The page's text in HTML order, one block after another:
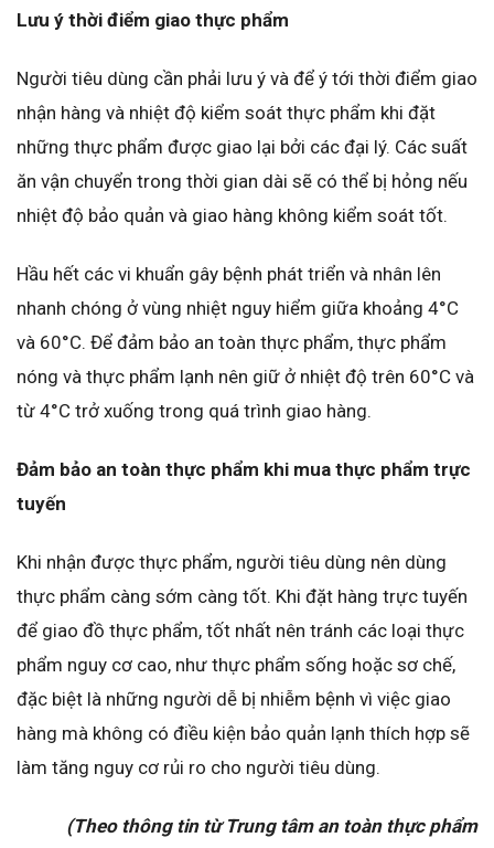
Lưu ý thời điểm giao thực phẩm
Người tiêu dùng cần phải lưu ý và để ý tới thời điểm giao
nhận hàng và nhiệt độ kiểm soát thực phẩm khi đặt
những thực phẩm được giao lại bởi các đại lý. Các suất
ăn vận chuyển trong thời gian dài sẽ có thể bị hỏng nếu
nhiệt độ bảo quản và giao hàng không kiểm soát tốt.
Hầu hết các vi khuẩn gây bệnh phát triển và nhân lên
nhanh chóng ở vùng nhiệt nguy hiểm giữa khoảng 4°C
và 60°C. Để đảm bảo an toàn thực phẩm, thực phẩm
nóng và thực phẩm lạnh nên giữ ở nhiệt độ trên 60°C và
từ 4°C trở xuống trong quá trình giao hàng.
Đảm bảo an toàn thực phẩm khi mua thực phẩm trực
tuyến
Khi nhận được thực phẩm, người tiêu dùng nên dùng
thực phẩm càng sớm càng tốt. Khi đặt hàng trực tuyến
để giao đồ thực phẩm, tốt nhất nên tránh các loại thực
phẩm nguy cơ cao, như thực phẩm sống hoặc sơ chế,
đặc biệt là những người dễ bị nhiễm bệnh vì việc giao
hàng mà không có điều kiện bảo quản lạnh thích hợp sẽ
làm tăng nguy cơ rủi ro cho người tiêu dùng.
(Theo thông tin từ Trung tâm an toàn thực phẩm